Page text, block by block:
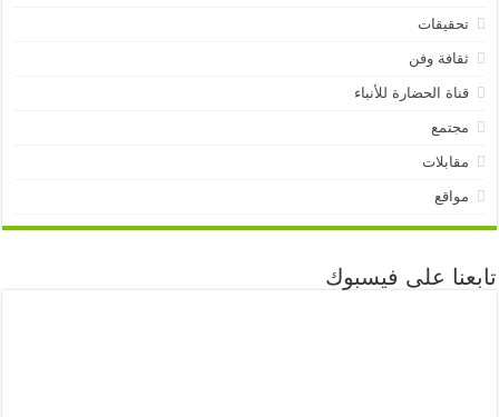
تحقيقات
ثقافة وفن
قناة الحضارة للأنباء
مجتمع
مقابلات
مواقع
تابعنا على فيسبوك